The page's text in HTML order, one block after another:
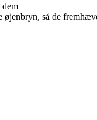
dem
øjenbryn, så de